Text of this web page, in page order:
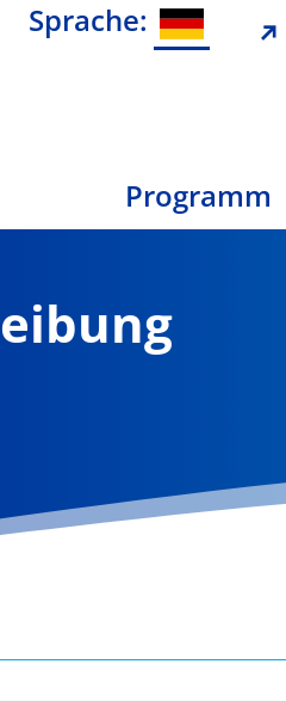
Sprache:
Programm